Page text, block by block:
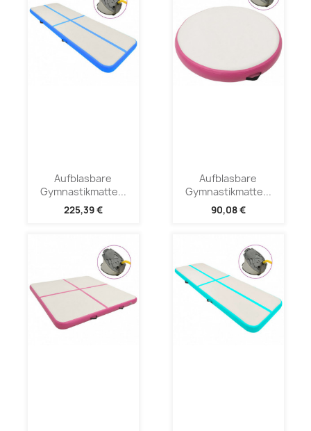
Aufblasbare
Gymnastikmatte...
225,39 €
Aufblasbare
Gymnastikmatte...
90,08 €